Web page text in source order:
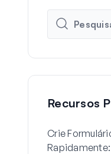
Recursos
Crie